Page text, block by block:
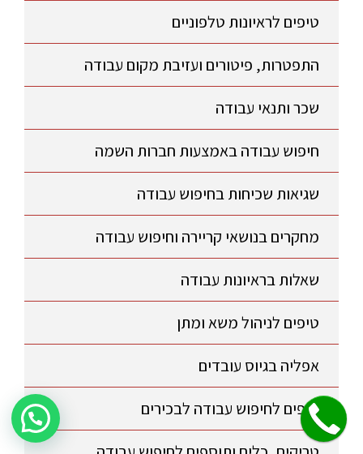
טיפים לראיונות טלפוניים
התפטרות, פיטורים ועזיבת מקום עבודה
שכר ותנאי עבודה
חיפוש עבודה באמצעות חברות השמה
שגיאות שכיחות בחיפוש עבודה
מחקרים בנושאי קריירה וחיפוש עבודה
שאלות בראיונות עבודה
טיפים לניהול משא ומתן
אפליה בגיוס עובדים
טיפים לחיפוש עבודה לבכירים
שלחו הודעה לקבלת פרטים על היעוץ!